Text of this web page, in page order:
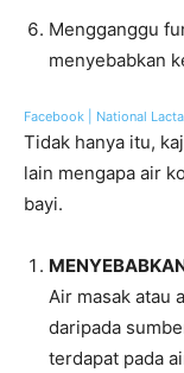
Mengganggu
menyebabkan
Facebook | National
Tidak hanya itu,
lain mengapa air
bayi.
Air masak atau
daripada
terdapat pada